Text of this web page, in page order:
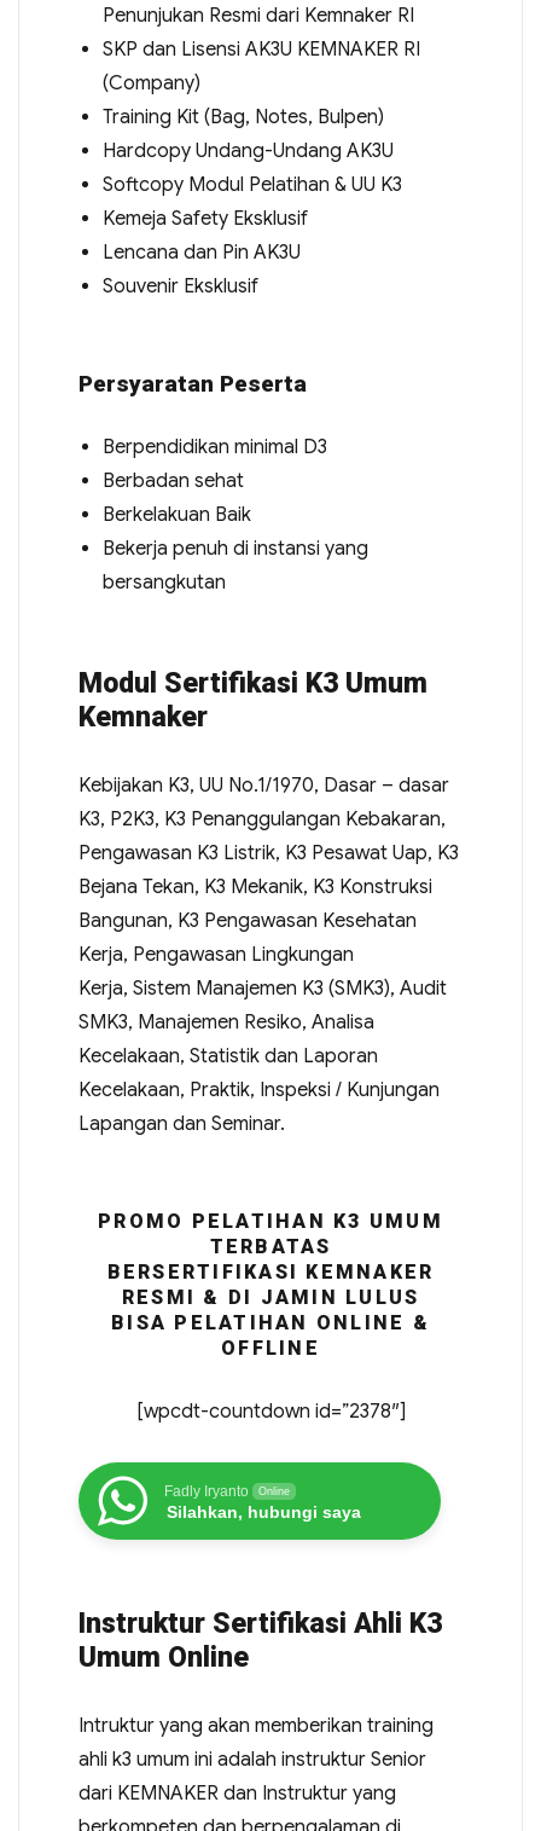
Penunjukan Resmi dari Kemnaker RI
SKP dan Lisensi AK3U KEMNAKER RI
(Company)
Training Kit (Bag, Notes, Bulpen)
Hardcopy Undang-Undang AK3U
Softcopy Modul Pelatihan & UU K3
Kemeja Safety Eksklusif
Lencana dan Pin AK3U
Souvenir Eksklusif
Persyaratan Peserta
Berpendidikan minimal D3
Berbadan sehat
Berkelakuan Baik
Bekerja penuh di instansi yang
bersangkutan
Modul Sertifikasi K3 Umum
Kemnaker
Kebijakan K3, UU No.1/1970, Dasar – dasar
K3, P2K3, K3 Penanggulangan Kebakaran,
Pengawasan K3 Listrik, K3 Pesawat Uap, K3
Bejana Tekan, K3 Mekanik, K3 Konstruksi
Bangunan, K3 Pengawasan Kesehatan
Kerja, Pengawasan Lingkungan
Kerja, Sistem Manajemen K3 (SMK3), Audit
SMK3, Manajemen Resiko, Analisa
Kecelakaan, Statistik dan Laporan
Kecelakaan, Praktik, Inspeksi / Kunjungan
Lapangan dan Seminar.
PROMO PELATIHAN K3 UMUM
TERBATAS
BERSERTIFIKASI KEMNAKER
RESMI & DI JAMIN LULUS
BISA PELATIHAN ONLINE &
OFFLINE
[wpcdt-countdown id=”2378″]
Fadly Iryanto Online
Silahkan, hubungi saya
Instruktur Sertifikasi Ahli K3
Umum Online
Intruktur yang akan memberikan training
ahli k3 umum ini adalah instruktur Senior
dari KEMNAKER dan Instruktur yang